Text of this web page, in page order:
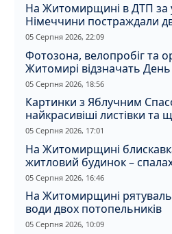
На Житомирщині в ДТП за
Німеччини постраждали
05 Серпня 2026, 22:09
Фотозона, велопробіг та
Житомирі відзначать
Незалежності
05 Серпня 2026, 18:56
Картинки з Яблучним
найкрасивіші листівки та
святом
05 Серпня 2026, 17:01
На Житомирщині
житловий будинок –
05 Серпня 2026, 16:46
На Житомирщині
води двох потопельників
05 Серпня 2026, 10:09